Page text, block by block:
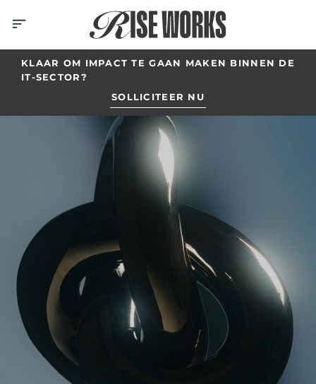
KLAAR OM IMPACT TE GAAN MAKEN BINNEN DE
IT-SECTOR?
SOLLICITEER NU